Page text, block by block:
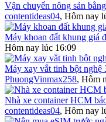
Vận chuyển nông sản
contentideas04, Hôm nay
Máy khoan đất khung giá
Hôm nay lúc 16:09
Máy xay vắt tinh bột
PhuongVinmax258, Hôm
Nhà xe container HCM
contentideas04, Hôm nay